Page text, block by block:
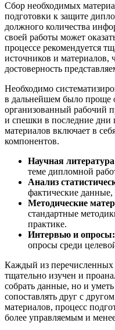
Сбор необходимых
подготовки к защите
должного количества
своей работы может
процессе рекомендуется
источников и материалов,
достоверность
Необходимо
в дальнейшем было проще
организованный рабочий
и спешки в последние
материалов включает в
компонентов.
Научная
теме дипломной
Анализ
фактические
Методические
стандартные
практике.
Интервью и опросы:
опросы среди
Каждый из перечисленных
тщательно изучен и
собрать данные, но и
сопоставлять друг с
материалов, процесс
более управляемым и